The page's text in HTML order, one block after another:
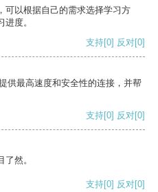
可以根据自己的需求选择学习方
度。
支持[0] 反对[0]
供最高速度和安全性的连接，并帮
支持[0] 反对[0]
然。
支持[0] 反对[0]